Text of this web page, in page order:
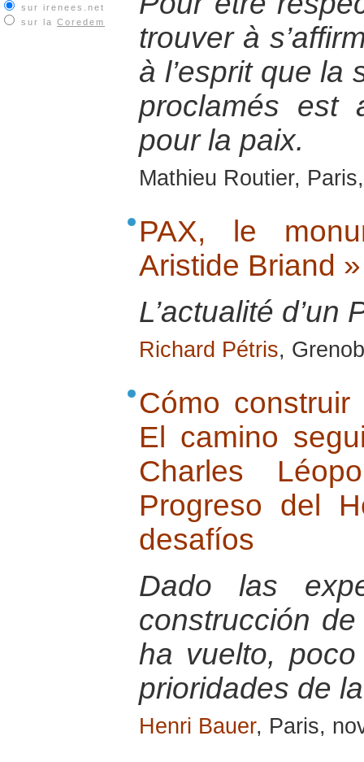
sur irenees.net
sur la Coredem
trouver à
à l’esprit que la
proclamés est
pour la paix.
Mathieu Routier,
PAX, le
Aristide Briand »
L’actualité d’un
Richard Pétris,
Cómo construir
El camino
Charles
Progreso del
desafíos
Dado las
construcción
ha vuelto,
prioridades de
Henri Bauer, Paris,